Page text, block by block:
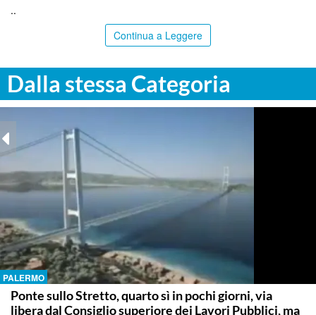
..
Continua a Leggere
Dalla stessa Categoria
PALERMO
Ponte sullo Stretto, quarto sì in pochi giorni, via
libera dal Consiglio superiore dei Lavori Pubblici, ma